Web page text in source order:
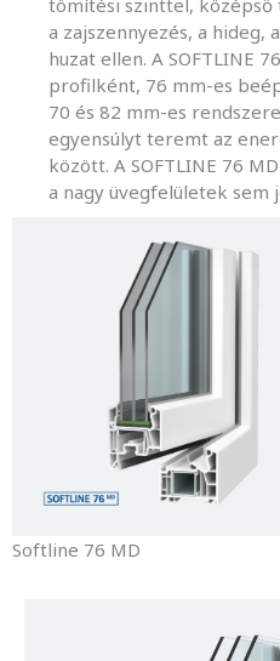
tömítési szinttel, középső
a zajszennyezés, a hideg,
huzat ellen. A SOFTLINE
profilként, 76 mm-es
70 és 82 mm-es
egyensúlyt teremt az
között. A SOFTLINE 76
a nagy üvegfelületek
Softline 76 MD